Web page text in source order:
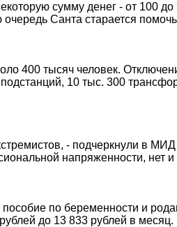
сумму денег - от 100
Санта старается
400 тысяч человек.
10 тыс. 300
- подчеркнули в
напряженности, нет и
по беременности и
до 13 833 рублей в месяц.